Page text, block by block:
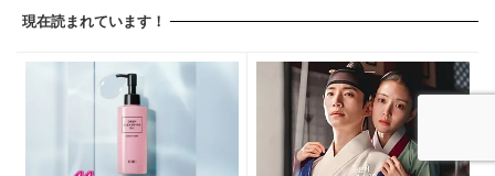
現在読まれています！